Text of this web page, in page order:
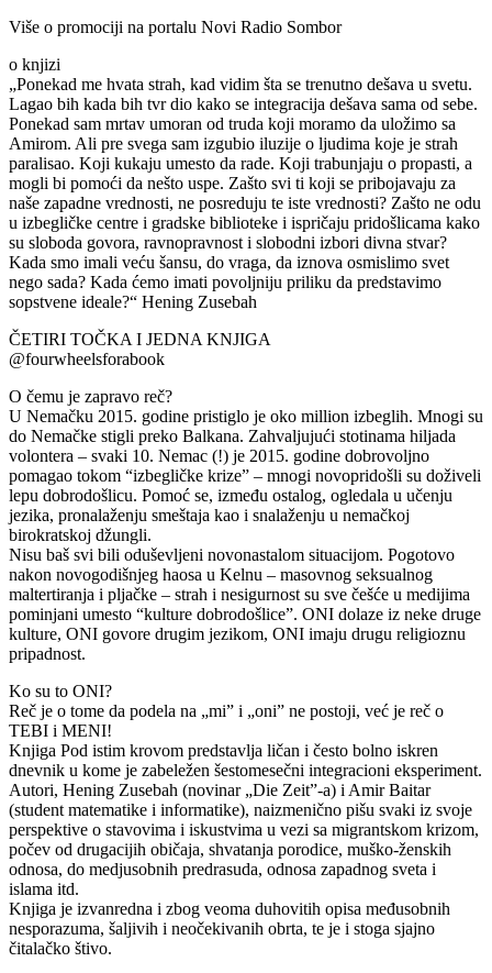
Više o promociji na portalu Novi Radio Sombor
o knjizi
„Ponekad me hvata strah, kad vidim šta se trenutno dešava u svetu.
Lagao bih kada bih tvr dio kako se integracija dešava sama od sebe.
Ponekad sam mrtav umoran od truda koji moramo da uložimo sa
Amirom. Ali pre svega sam izgubio iluzije o ljudima koje je strah
paralisao. Koji kukaju umesto da rade. Koji trabunjaju o propasti, a
mogli bi pomoći da nešto uspe. Zašto svi ti koji se pribojavaju za
naše zapadne vrednosti, ne posreduju te iste vrednosti? Zašto ne odu
u izbegličke centre i gradske biblioteke i ispričaju pridošlicama kako
su sloboda govora, ravnopravnost i slobodni izbori divna stvar?
Kada smo imali veću šansu, do vraga, da iznova osmislimo svet
nego sada? Kada ćemo imati povoljniju priliku da predstavimo
sopstvene ideale?“ Hening Zusebah
ČETIRI TOČKA I JEDNA KNJIGA
@fourwheelsforabook
O čemu je zapravo reč?
U Nemačku 2015. godine pristiglo je oko million izbeglih. Mnogi su
do Nemačke stigli preko Balkana. Zahvaljujući stotinama hiljada
volontera – svaki 10. Nemac (!) je 2015. godine dobrovoljno
pomagao tokom “izbegličke krize” – mnogi novopridošli su doživeli
lepu dobrodošlicu. Pomoć se, između ostalog, ogledala u učenju
jezika, pronalaženju smeštaja kao i snalaženju u nemačkoj
birokratskoj džungli.
Nisu baš svi bili oduševljeni novonastalom situacijom. Pogotovo
nakon novogodišnjeg haosa u Kelnu – masovnog seksualnog
maltertiranja i pljačke – strah i nesigurnost su sve češće u medijima
pominjani umesto “kulture dobrodošlice”. ONI dolaze iz neke druge
kulture, ONI govore drugim jezikom, ONI imaju drugu religioznu
pripadnost.
Ko su to ONI?
Reč je o tome da podela na „mi” i „oni” ne postoji, već je reč o
TEBI i MENI!
Knjiga Pod istim krovom predstavlja ličan i često bolno iskren
dnevnik u kome je zabeležen šestomesečni integracioni eksperiment.
Autori, Hening Zusebah (novinar „Die Zeit”-a) i Amir Baitar
(student matematike i informatike), naizmenično pišu svaki iz svoje
perspektive o stavovima i iskustvima u vezi sa migrantskom krizom,
počev od drugacijih običaja, shvatanja porodice, muško-ženskih
odnosa, do medjusobnih predrasuda, odnosa zapadnog sveta i
islama itd.
Knjiga je izvanredna i zbog veoma duhovitih opisa međusobnih
nesporazuma, šaljivih i neočekivanih obrta, te je i stoga sjajno
čitalačko štivo.